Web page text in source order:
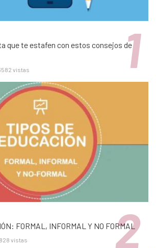
que te estafen con estos consejos de
vistas
FORMAL, INFORMAL Y NO FORMAL
vistas